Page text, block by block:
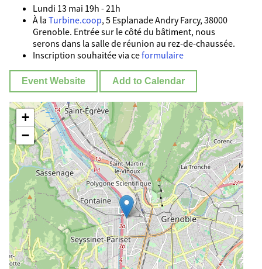
Lundi 13 mai 19h - 21h
À la Turbine.coop, 5 Esplanade Andry Farcy, 38000
Grenoble. Entrée sur le côté du bâtiment, nous
serons dans la salle de réunion au rez-de-chaussée.
Inscription souhaitée via ceformulaire
Event Website Add to Calendar
+
−